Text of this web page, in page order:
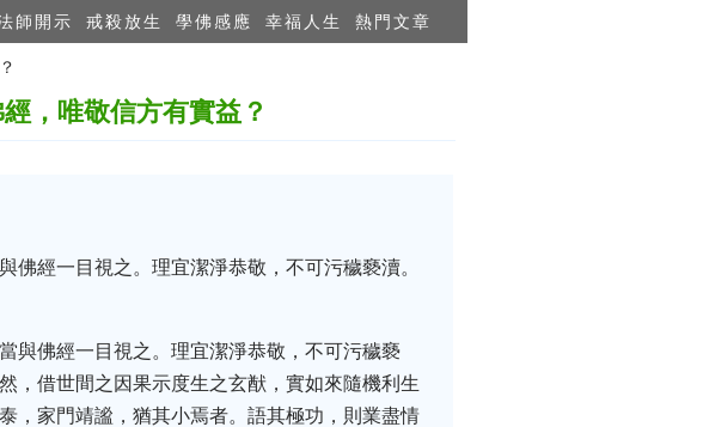
師開示 戒殺放生 學佛感應 幸福人生 熱門文章
，唯敬信方有實益？
經一目視之。理宜潔淨恭敬，不可污穢褻瀆。
與佛經一目視之。理宜潔淨恭敬，不可污穢褻
，借世間之因果示度生之玄猷，實如來隨機利生
，家門靖謐，猶其小焉者。語其極功，則業盡情